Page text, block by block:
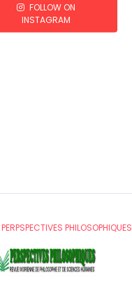
FOLLOW ON
INSTAGRAM
PERPSPECTIVES PHILOSOPHIQUES